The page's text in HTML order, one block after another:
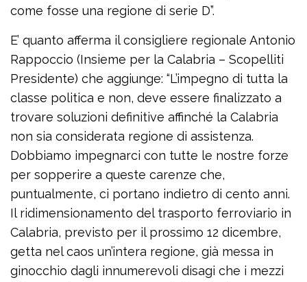
come fosse una regione di serie D”.
E’ quanto afferma il consigliere regionale Antonio
Rappoccio (Insieme per la Calabria – Scopelliti
Presidente) che aggiunge: “L’impegno di tutta la
classe politica e non, deve essere finalizzato a
trovare soluzioni definitive affinché la Calabria
non sia considerata regione di assistenza.
Dobbiamo impegnarci con tutte le nostre forze
per sopperire a queste carenze che,
puntualmente, ci portano indietro di cento anni.
Il ridimensionamento del trasporto ferroviario in
Calabria, previsto per il prossimo 12 dicembre,
getta nel caos un’intera regione, già messa in
ginocchio dagli innumerevoli disagi che i mezzi